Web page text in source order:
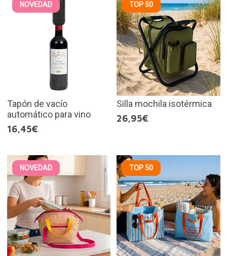
NOVEDAD
Tapón de vacío
automático para vino
16,45€
TOP 50
Silla mochila isotérmica
26,95€
NOVEDAD TOP 50